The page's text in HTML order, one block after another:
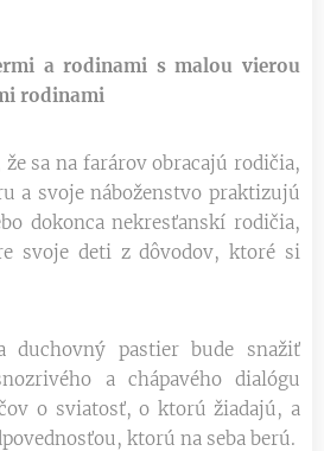
a rodinami s malou vierou
rodinami
že sa na farárov obracajú rodičia,
a svoje náboženstvo praktizujú
dokonca nekresťanskí rodičia,
svoje deti z dôvodov, ktoré si
duchovný pastier bude snažiť
a chápavého dialógu
o sviatosť, o ktorú žiadajú, a
ktorú na seba berú.